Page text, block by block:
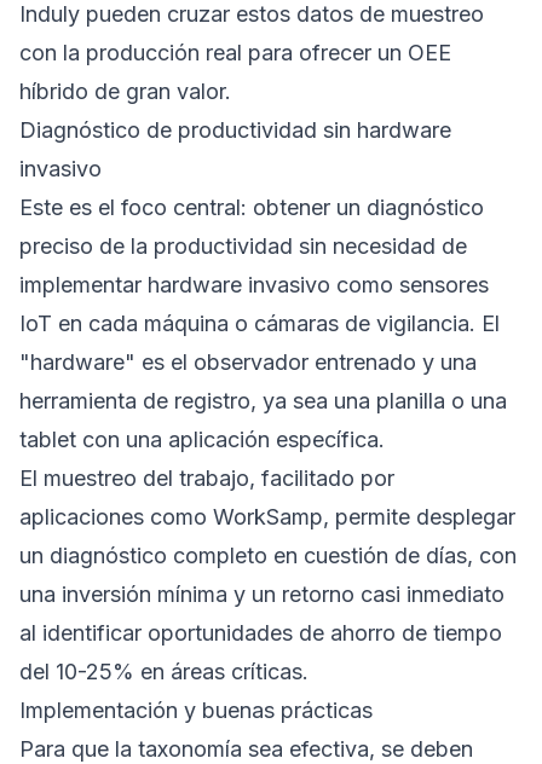
Induly pueden cruzar estos datos de muestreo
con la producción real para ofrecer un OEE
híbrido de gran valor.
Diagnóstico de productividad sin hardware
invasivo
Este es el foco central: obtener un diagnóstico
preciso de la productividad sin necesidad de
implementar hardware invasivo como sensores
IoT en cada máquina o cámaras de vigilancia. El
"hardware" es el observador entrenado y una
herramienta de registro, ya sea una planilla o una
tablet con una aplicación específica.
El muestreo del trabajo, facilitado por
aplicaciones como WorkSamp, permite desplegar
un diagnóstico completo en cuestión de días, con
una inversión mínima y un retorno casi inmediato
al identificar oportunidades de ahorro de tiempo
del 10-25% en áreas críticas.
Implementación y buenas prácticas
Para que la taxonomía sea efectiva, se deben